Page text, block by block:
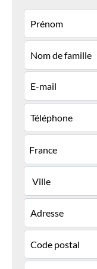
France
Ville